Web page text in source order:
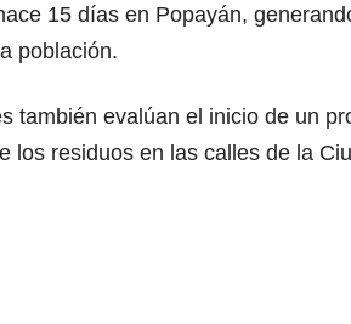
15 días en Popayán,
población.
también evalúan el inicio de un
los residuos en las calles de la